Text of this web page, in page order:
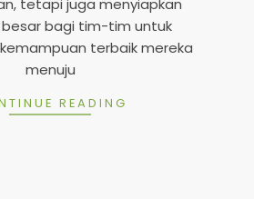
bagi tim-tim untuk
terbaik mereka
menuju
READING